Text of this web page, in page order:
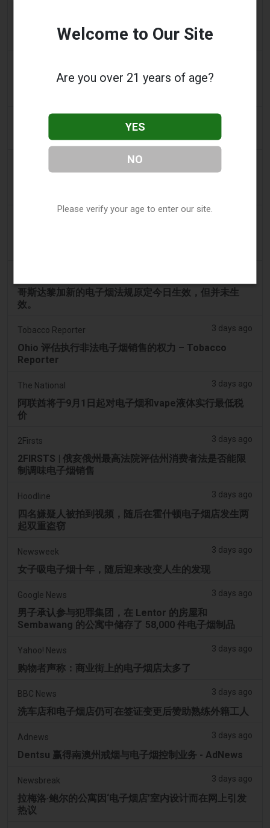
可持续发展至关重要 – 在伊比沙海滩吸烟：您需要了解
的事项 | Ibiza Spotlight
2FIRSTS | 阿联酋将于 9 月 1 日起对电子烟油设定每毫
2 days ago
VB Distribution获准承担电子烟产品税
哥斯达黎加新的电子烟法规原定今日生效，但并未生
效。
Tobacco Reporter 3 days ago
Ohio 评估执行非法电子烟销售的权力 – Tobacco
Reporter
The National 3 days ago
阿联酋将于9月1日起对电子烟和vape液体实行最低税
价
2Firsts 3 days ago
2FIRSTS | 俄亥俄州最高法院评估州消费者法是否能限
制调味电子烟销售
Hoodline 3 days ago
四名嫌疑人被拍到视频，随后在霍什顿电子烟店发生两
起双重盗窃
Newsweek 3 days ago
女子吸电子烟十年，随后迎来改变人生的发现
Google News 3 days ago
男子承认参与犯罪集团，在 Lentor 的房屋和
Sembawang 的公寓中储存了 58,000 件电子烟制品
Yahoo! News 3 days ago
购物者声称：商业街上的电子烟店太多了
BBC News 3 days ago
洗车店和电子烟店仍可在签证变更后赞助熟练外籍工人
Adnews 3 days ago
Dentsu 赢得南澳州戒烟与电子烟控制业务 - AdNews
Newsbreak 3 days ago
拉梅洛·鲍尔的公寓因‘电子烟店’室内设计而在网上引发
热议
Welcome to Our Site
Are you over 21 years of age?
YES
NO
Please verify your age to enter our site.